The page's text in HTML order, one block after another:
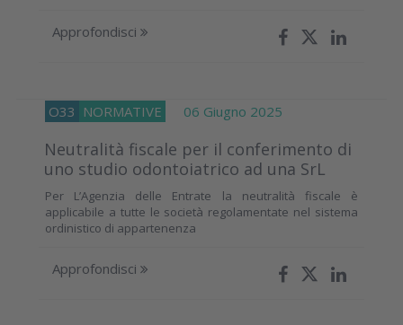
Approfondisci
O33 NORMATIVE 06 Giugno 2025
Neutralità fiscale per il conferimento di
uno studio odontoiatrico ad una SrL
Per L’Agenzia delle Entrate la neutralità fiscale è
applicabile a tutte le società regolamentate nel sistema
ordinistico di appartenenza
Approfondisci